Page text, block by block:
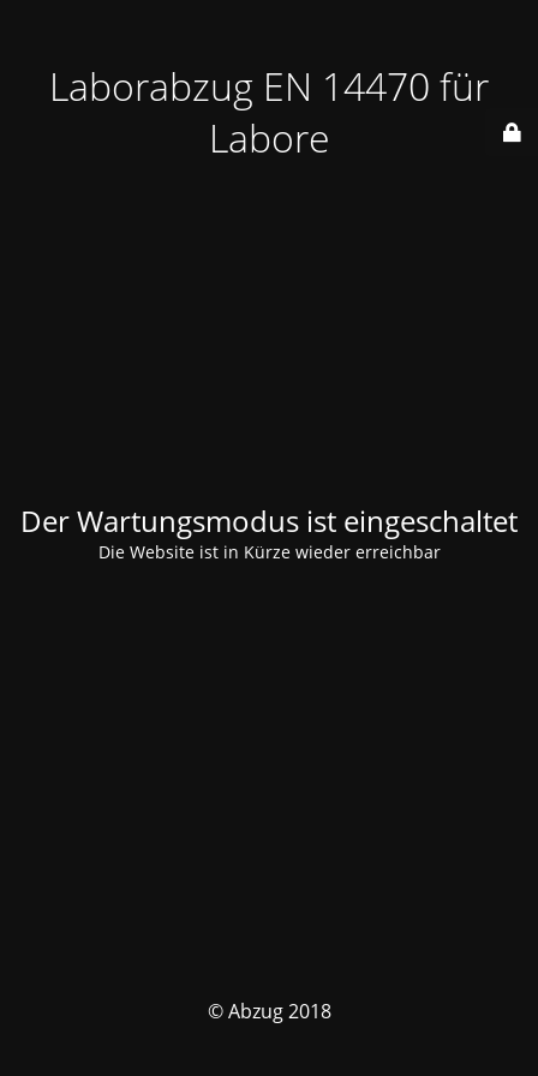
Laborabzug EN 14470 für
Labore
Der Wartungsmodus ist eingeschaltet
Die Website ist in Kürze wieder erreichbar
© Abzug 2018